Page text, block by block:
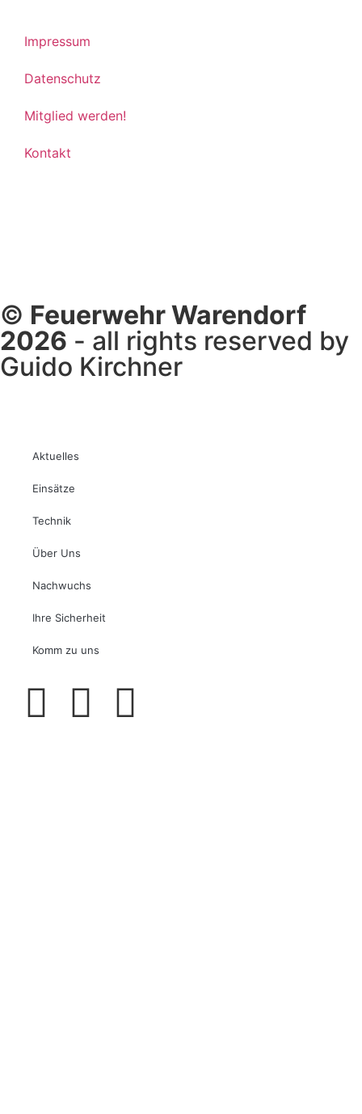
Impressum
Datenschutz
Mitglied werden!
Kontakt
© Feuerwehr Warendorf
2026 - all rights reserved by
Guido Kirchner
Aktuelles
Einsätze
Technik
Über Uns
Nachwuchs
Ihre Sicherheit
Komm zu uns